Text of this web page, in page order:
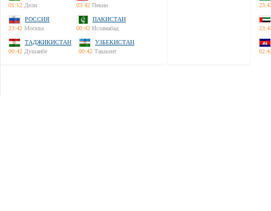
01:12 Дели
03:42 Пекин
РОССИЯ
23:42 Москва
ПАКИСТАН
00:42 Исламабад
ТАДЖИКИСТАН
00:42 Душанбе
УЗБЕКИСТАН
00:42 Ташкент